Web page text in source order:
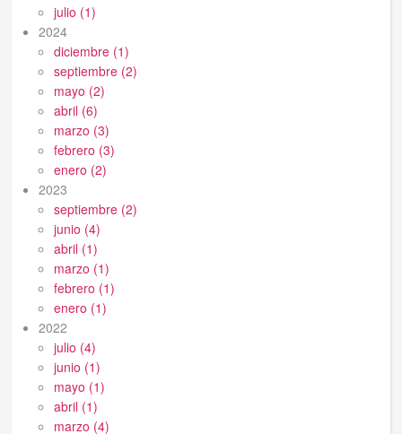
julio (1)
2024
diciembre (1)
septiembre (2)
mayo (2)
abril (6)
marzo (3)
febrero (3)
enero (2)
2023
septiembre (2)
junio (4)
abril (1)
marzo (1)
febrero (1)
enero (1)
2022
julio (4)
junio (1)
mayo (1)
abril (1)
marzo (4)